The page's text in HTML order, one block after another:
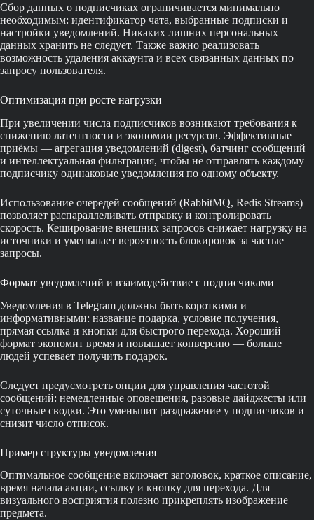
Сбор данных о подписчиках ограничивается минимально
необходимым: идентификатор чата, выбранные подписки и
настройки уведомлений. Никаких лишних персональных
данных хранить не следует. Также важно реализовать
возможность удаления аккаунта и всех связанных данных по
запросу пользователя.
Оптимизация при росте нагрузки
При увеличении числа подписчиков возникают требования к
снижению латентности и экономии ресурсов. Эффективные
приёмы — агрегация уведомлений (digest), батчинг сообщений
и интеллектуальная фильтрация, чтобы не отправлять каждому
подписчику одинаковые уведомления по одному объекту.
Использование очередей сообщений (RabbitMQ, Redis Streams)
позволяет распараллеливать отправку и контролировать
скорость. Кеширование внешних запросов снижает нагрузку на
источники и уменьшает вероятность блокировок за частые
запросы.
Формат уведомлений и взаимодействие с подписчиками
Уведомления в Telegram должны быть короткими и
информативными: название подарка, условие получения,
прямая ссылка и кнопки для быстрого перехода. Хороший
формат экономит время и повышает конверсию — больше
людей успевает получить подарок.
Следует предусмотреть опции для управления частотой
сообщений: немедленные оповещения, разовые дайджесты или
суточные сводки. Это уменьшит раздражение у подписчиков и
снизит число отписок.
Пример структуры уведомления
Оптимальное сообщение включает заголовок, краткое описание,
время начала акции, ссылку и кнопку для перехода. Для
визуального восприятия полезно прикреплять изображение
предмета.